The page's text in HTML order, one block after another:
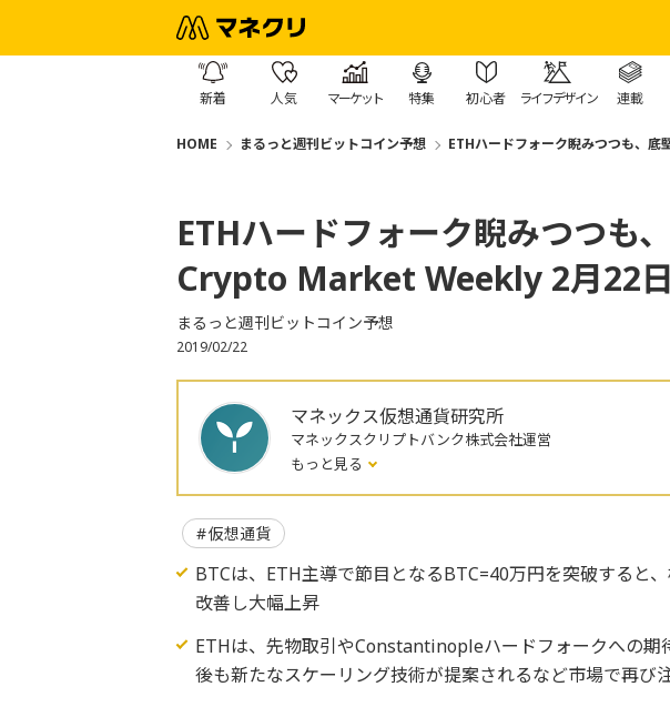
新着 人気 マーケット 特集 初心者 ライフデザイン 連載
HOME まるっと週刊ビットコイン予想 ETHハードフォーク睨みつつも
ETHハードフォーク睨みつつも
Crypto Market Weekly 2月22
まるっと週刊ビットコイン予想
2019/02/22
マネックス仮想通貨研究所
マネックスクリプトバンク株式会社運営
もっと見る
仮想通貨
BTCは、ETH主導で節目となるBTC=40万円を突破すると
改善し大幅上昇
ETHは、先物取引やConstantinopleハードフォークへの期
後も新たなスケーリング技術が提案されるなど市場で再び